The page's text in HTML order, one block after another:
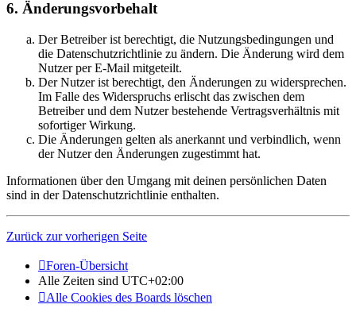
6. Änderungsvorbehalt
Der Betreiber ist berechtigt, die Nutzungsbedingungen und
die Datenschutzrichtlinie zu ändern. Die Änderung wird dem
Nutzer per E-Mail mitgeteilt.
Der Nutzer ist berechtigt, den Änderungen zu widersprechen.
Im Falle des Widerspruchs erlischt das zwischen dem
Betreiber und dem Nutzer bestehende Vertragsverhältnis mit
sofortiger Wirkung.
Die Änderungen gelten als anerkannt und verbindlich, wenn
der Nutzer den Änderungen zugestimmt hat.
Informationen über den Umgang mit deinen persönlichen Daten
sind in der Datenschutzrichtlinie enthalten.
Zurück zur vorherigen Seite
Foren-Übersicht
Alle Zeiten sind UTC+02:00
Alle Cookies des Boards löschen